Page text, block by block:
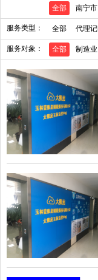
全部 南宁市
服务类型： 全部 代理
服务对象： 全部 制造业